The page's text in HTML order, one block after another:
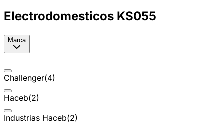
Electrodomesticos KS055
Marca
Challenger(4)
Haceb(2)
Industrias Haceb(2)